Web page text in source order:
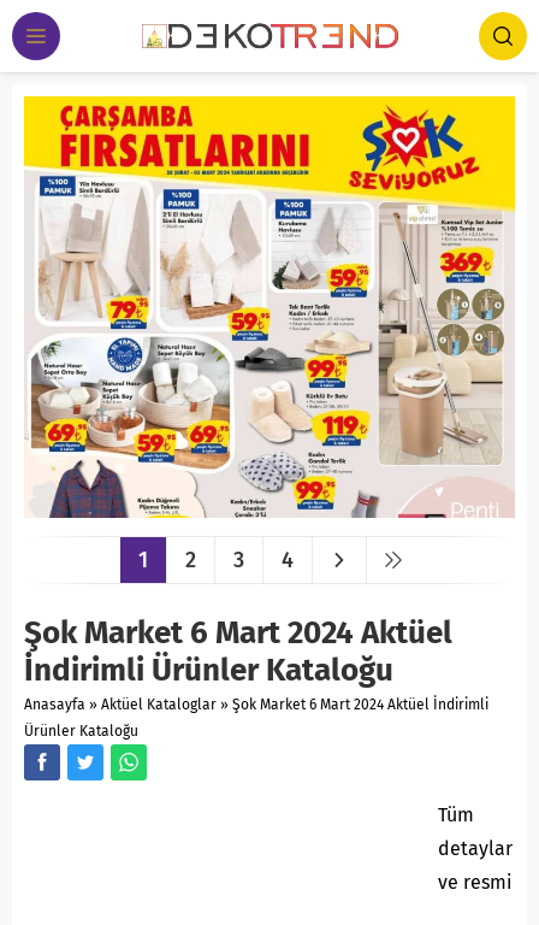
1 2 3 4
Şok Market 6 Mart 2024 Aktüel
İndirimli Ürünler Kataloğu
Anasayfa » Aktüel Kataloglar » Şok Market 6 Mart 2024 Aktüel İndirimli
Ürünler Kataloğu
Tüm
detaylar
ve resmi